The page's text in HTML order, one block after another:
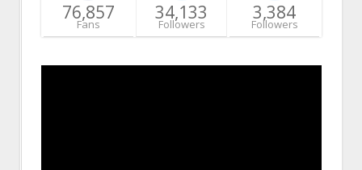
76,857
Fans
34,133
Followers
3,384
Followers